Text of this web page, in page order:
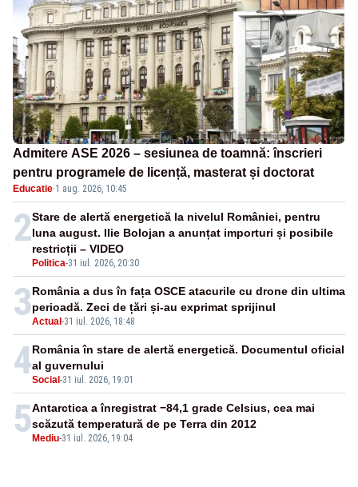
Admitere ASE 2026 – sesiunea de toamnă: înscrieri
pentru programele de licență, masterat și doctorat
Educatie·1 aug. 2026, 10:45
2
Politica-31 iul. 2026, 20:30
Stare de alertă energetică la nivelul României, pentru
luna august. Ilie Bolojan a anunțat importuri și posibile
restricții – VIDEO
3Actual -31 iul. 2026, 18:48
România a dus în fața OSCE atacurile cu drone din ultima
perioadă. Zeci de țări și-au exprimat sprijinul
4Social -31 iul. 2026, 19:01
România în stare de alertă energetică. Documentul oficial
al guvernului
5 Mediu-31 iul. 2026, 19:04
Antarctica a înregistrat −84,1 grade Celsius, cea mai
scăzută temperatură de pe Terra din 2012